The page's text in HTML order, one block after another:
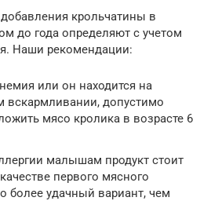
крольчатины в
до года определяют с учетом
Наши рекомендации:
или он находится на
вскармливании, допустимо
мясо кролика в возрасте 6
малышам продукт стоит
первого мясного
более удачный вариант, чем